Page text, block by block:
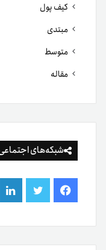
کیف پول
مبتدی
متوسط
مقاله
شبکه‌های
فیس
بوک
توییتر